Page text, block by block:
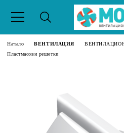
Начало ВЕНТИЛАЦИЯ
Пластмасови решетки